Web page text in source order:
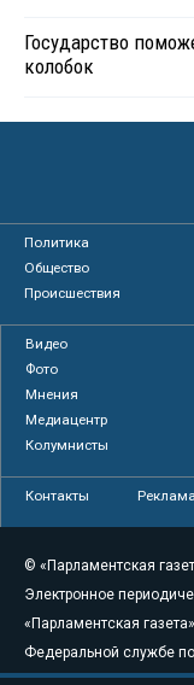
Государство
колобок
Политика
Общество
Происшествия
Видео
Фото
Мнения
Медиацентр
Колумнисты
Контакты Реклама
© «Парламентская
Электронное
«Парламентская
Федеральной службе
связи,